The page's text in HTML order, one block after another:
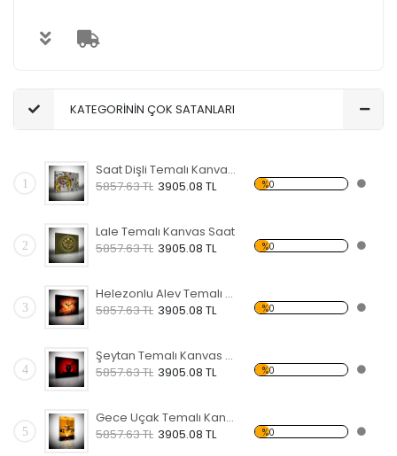
KATEGORİNİN ÇOK SATANLARI
1
Saat Dişli Temalı Kanvas Saat
5857.63 TL 3905.08 TL %0
2
Lale Temalı Kanvas Saat
5857.63 TL 3905.08 TL %0
3
Helezonlu Alev Temalı Kanvas Saat
5857.63 TL 3905.08 TL %0
4
Şeytan Temalı Kanvas Saat
5857.63 TL 3905.08 TL %0
5
Gece Uçak Temalı Kanvas Saat
5857.63 TL 3905.08 TL %0